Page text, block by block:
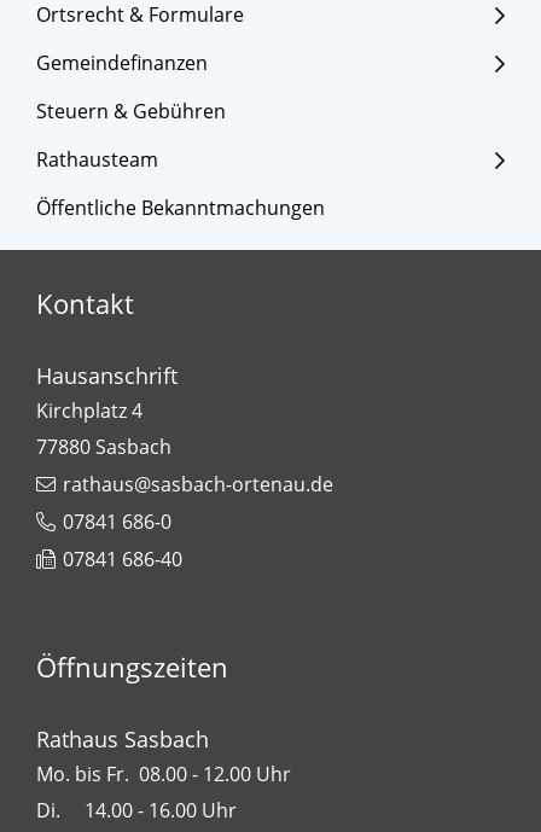
Ortsrecht & Formulare
Gemeindefinanzen
Steuern & Gebühren
Rathausteam
Öffentliche Bekanntmachungen
Kontakt
Hausanschrift
Kirchplatz 4
77880Sasbach
rathaus@sasbach-ortenau.de
07841 686-0
07841 686-40
Öffnungszeiten
Rathaus Sasbach
Mo. bis Fr. 08.00 - 12.00 Uhr
Di. 14.00 - 16.00 Uhr